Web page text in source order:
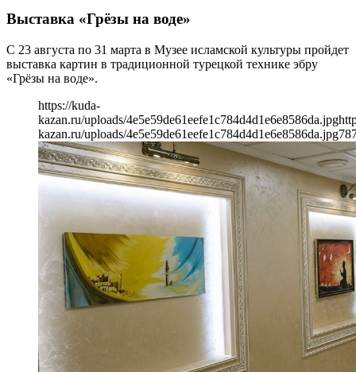
Выставка «Грёзы на воде»
С 23 августа по 31 марта в Музее исламской культуры пройдет
выставка картин в традиционной турецкой технике эбру
«Грёзы на воде».
https://kuda-
kazan.ru/uploads/4e5e59de61eefe1c784d4d1e6e8586da.jpg
kazan.ru/uploads/4e5e59de61eefe1c784d4d1e6e8586da.jpg